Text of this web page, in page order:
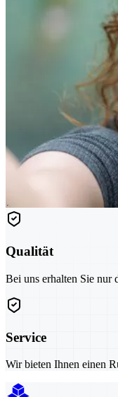
Qualität
Bei uns erhalten Sie nur
Service
Wir bieten Ihnen einen